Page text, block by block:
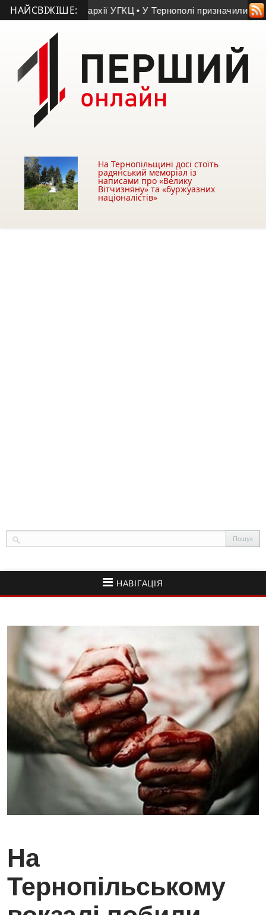
НАЙСВІЖІШЕ:
Бучацької єпархії УГКЦ • У Тернополі призначили
На Тернопільщині досі стоїть
радянський меморіал із
написами про «Велику
Вітчизняну» та «буржуазних
націоналістів»
НАВІГАЦІЯ
На
Тернопільському